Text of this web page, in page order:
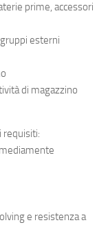
prime, accessori
esterni
di magazzino
requisiti:
e resistenza a